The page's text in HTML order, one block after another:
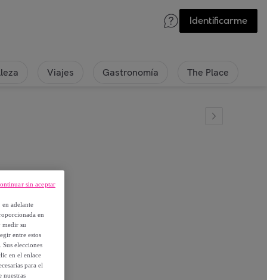
Identificarme
Viajes Gastronomía The Place
adelante
en
medir su
entre estos
elecciones
en el enlace
para el
nuestras
sin aceptar